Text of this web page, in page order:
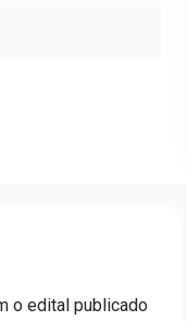
o edital publicado